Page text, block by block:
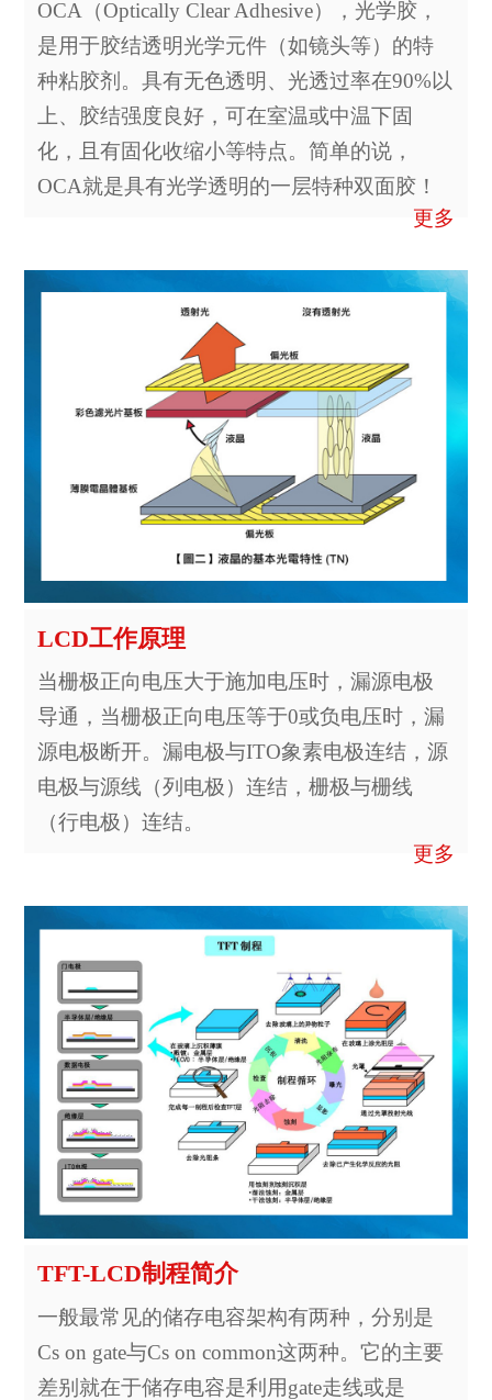
OCA（Optically Clear Adhesive），光学胶，
是用于胶结透明光学元件（如镜头等）的特
种粘胶剂。具有无色透明、光透过率在90%以
上、胶结强度良好，可在室温或中温下固
化，且有固化收缩小等特点。简单的说，
OCA就是具有光学透明的一层特种双面胶！
更多
LCD工作原理
当栅极正向电压大于施加电压时，漏源电极
导通，当栅极正向电压等于0或负电压时，漏
源电极断开。漏电极与ITO象素电极连结，源
电极与源线（列电极）连结，栅极与栅线
（行电极）连结。
更多
TFT-LCD制程简介
一般最常见的储存电容架构有两种，分别是
Cs on gate与Cs on common这两种。它的主要
差别就在于储存电容是利用gate走线或是